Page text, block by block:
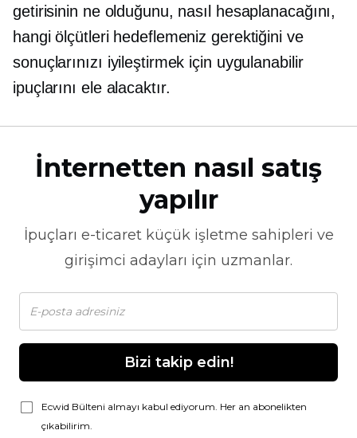
getirisinin ne olduğunu, nasıl hesaplanacağını,
hangi ölçütleri hedeflemeniz gerektiğini ve
sonuçlarınızı iyileştirmek için uygulanabilir
ipuçlarını ele alacaktır.
İnternetten nasıl satış
yapılır
İpuçları e-ticaretküçük işletme sahipleri ve
girişimci adayları için uzmanlar.
Bizi takip edin!
Ecwid Bülteni almayı kabul ediyorum. Her an abonelikten
çıkabilirim.